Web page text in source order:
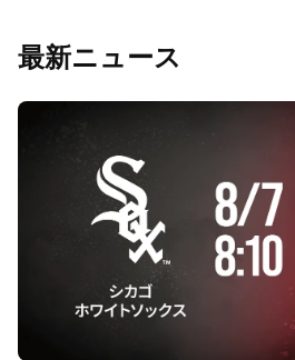
最新ニュース